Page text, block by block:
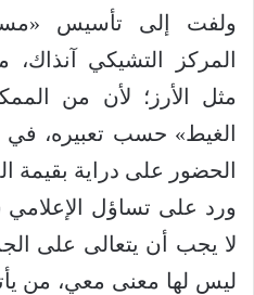
ولفت إلى تأسيس
المركز التشيكي آنذاك،
مثل الأرز؛ لأن من
الغيط» حسب تعبيره،
الحضور على دراية بقيمة
ورد على تساؤل
لا يجب أن يتعالى على
ليس لها معنى معي، من